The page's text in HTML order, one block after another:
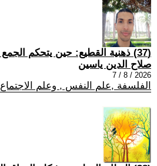
(37) ذهنية القطيع: حين يتحكم الجمع في قراراتنا
صلاح الدين ياسين
2026 / 8 / 7
الفلسفة ,علم النفس , وعلم الاجتماع